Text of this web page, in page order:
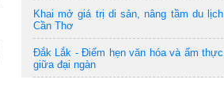
Khai mở giá trị di sản, nâng tầm du lịch
Cần Thơ
Đắk Lắk - Điểm hẹn văn hóa và ẩm thực
giữa đại ngàn